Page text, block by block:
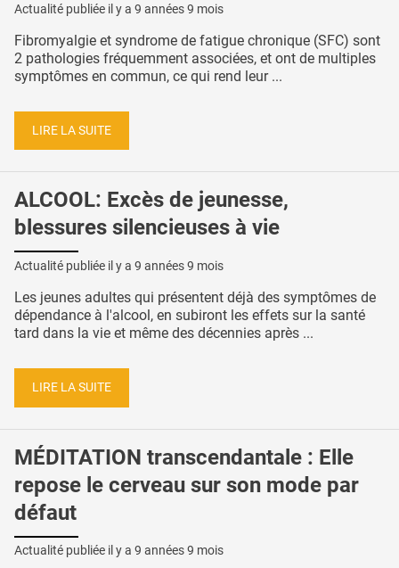
Actualité publiée il y a 9 années 9 mois
Fibromyalgie et syndrome de fatigue chronique (SFC) sont
2 pathologies fréquemment associées, et ont de multiples
symptômes en commun, ce qui rend leur ...
LIRE LA SUITE
ALCOOL: Excès de jeunesse,
blessures silencieuses à vie
Actualité publiée il y a 9 années 9 mois
Les jeunes adultes qui présentent déjà des symptômes de
dépendance à l'alcool, en subiront les effets sur la santé
tard dans la vie et même des décennies après ...
LIRE LA SUITE
MÉDITATION transcendantale : Elle
repose le cerveau sur son mode par
défaut
Actualité publiée il y a 9 années 9 mois